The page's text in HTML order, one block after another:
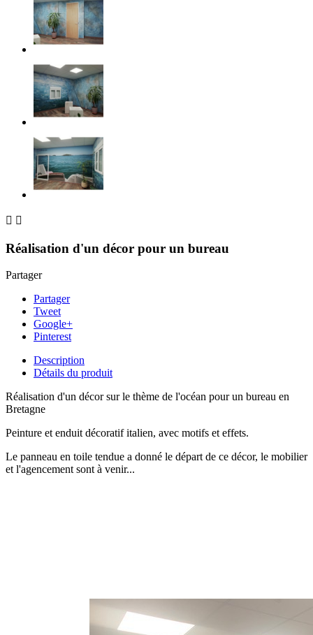
 
Réalisation d'un décor pour un bureau
Partager
Partager
Tweet
Google+
Pinterest
Description
Détails du produit
Réalisation d'un décor sur le thème de l'océan pour un bureau en
Bretagne
Peinture et enduit décoratif italien, avec motifs et effets.
Le panneau en toile tendue a donné le départ de ce décor, le mobilier
et l'agencement sont à venir...